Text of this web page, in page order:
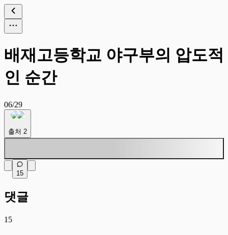
배재고등학교 야구부의 압도적
인 순간
06/29
출처 2
15
댓글
15